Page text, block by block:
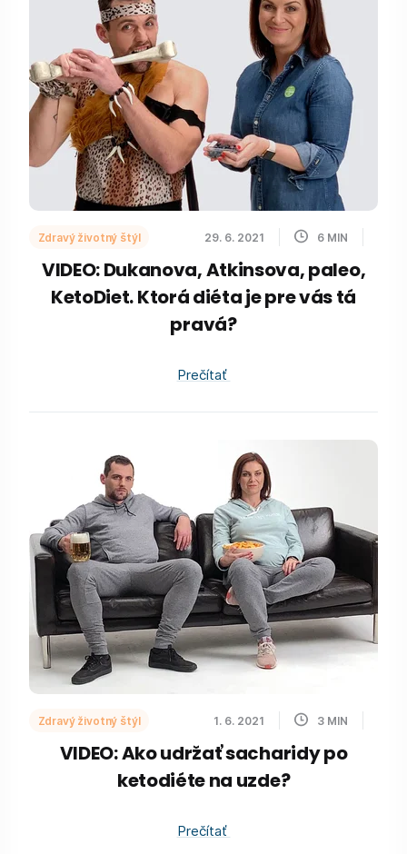
Zdravý životný štýl 29. 6. 2021 6 MIN
VIDEO: Dukanova, Atkinsova, paleo,
KetoDiet. Ktorá diéta je pre vás tá
pravá?
Prečítať
Zdravý životný štýl 1. 6. 2021 3 MIN
VIDEO: Ako udržať sacharidy po
ketodiéte na uzde?
Prečítať